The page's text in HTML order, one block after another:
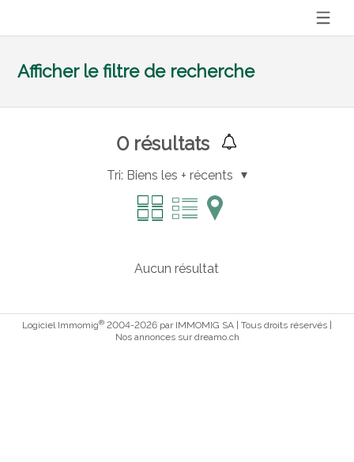
Afficher le filtre de recherche
0résultats
Tri: Biens les + récents
Aucun résultat
Logiciel Immomig® 2004-2026 par IMMOMIG SA | Tous droits réservés |
Nos annonces surdreamo.ch